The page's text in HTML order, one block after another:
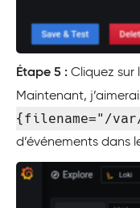
Étape 5 : Cliquez sur
Maintenant,
{filename="/
d’événements dans